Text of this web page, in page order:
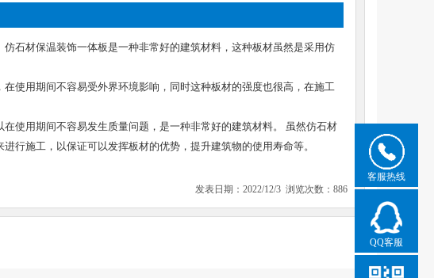
石材保温装饰一体板是一种非常好的建筑材料，这种板材虽然是采用仿
使用期间不容易受外界环境影响，同时这种板材的强度也很高，在施工
使用期间不容易发生质量问题，是一种非常好的建筑材料。 虽然仿石材
行施工，以保证可以发挥板材的优势，提升建筑物的使用寿命等。
发表日期：2022/12/3 浏览次数：886
客服热线
QQ客服